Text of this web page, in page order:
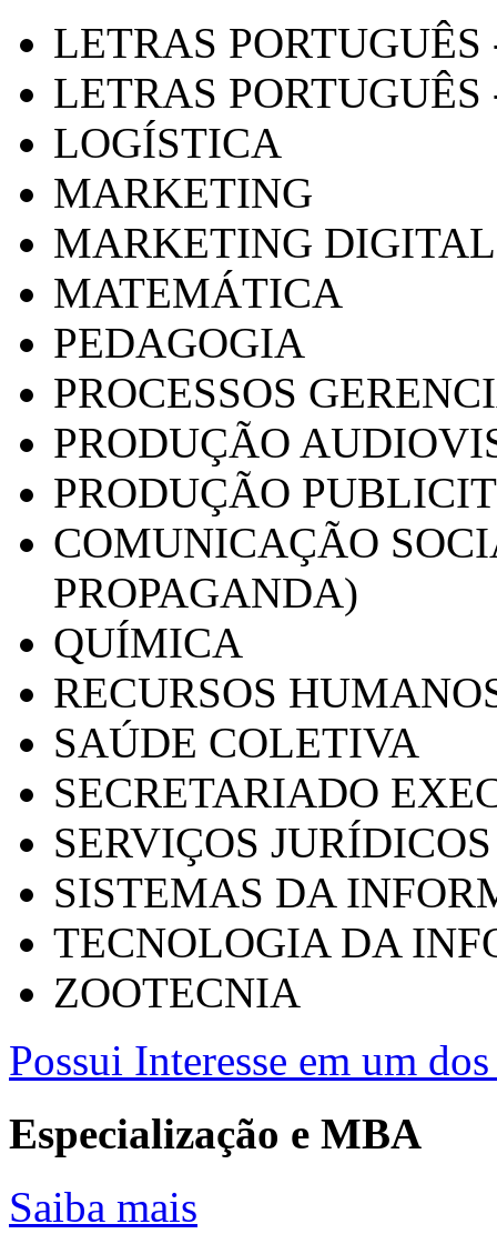
LETRAS
LETRAS PORTUGUÊS
LOGÍSTICA
MARKETING
MARKETING DIGITAL
MATEMÁTICA
PEDAGOGIA
PROCESSOS
PRODUÇÃO
PRODUÇÃO
COMUNICAÇÃO
PROPAGANDA)
QUÍMICA
RECURSOS
SAÚDE COLETIVA
SECRETARIADO
SERVIÇOS
SISTEMAS DA
TECNOLOGIA DA
ZOOTECNIA
Possui Interesse em um
Especialização e MBA
Saiba mais